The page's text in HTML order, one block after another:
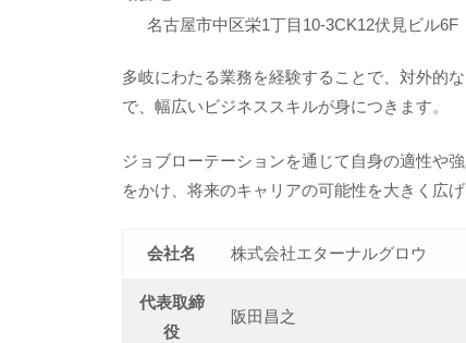
名古屋市中区栄1丁目10-3CK12伏見ビル6F
多岐にわたる業務を経験することで、対外的
で、幅広いビジネススキルが身につきます。
ジョブローテーションを通じて自身の適性や
をかけ、将来のキャリアの可能性を大きく広
会社名 株式会社エターナルグロウ
代表取締
役
阪田昌之